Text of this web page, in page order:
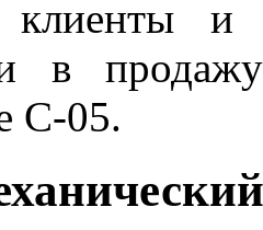
клиенты
в
C-05.